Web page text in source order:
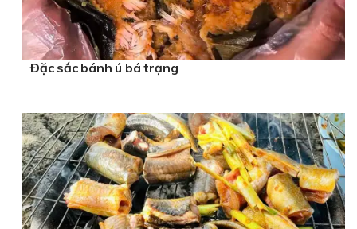
Ðặc sắc bánh ú bá trạng